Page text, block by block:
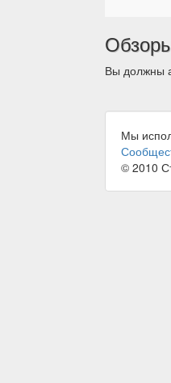
Вы должны
Мы
© 2010